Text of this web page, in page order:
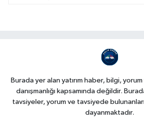
Burada yer alan yatırım haber, bilgi,
danışmanlığı kapsamında değildir.
tavsiyeler, yorum ve tavsiyede
dayanmaktadır.